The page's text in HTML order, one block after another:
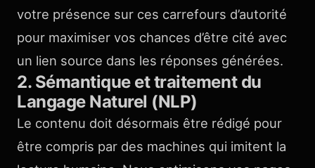
votre présence sur ces carrefours d’autorité
pour maximiser vos chances d’être cité avec
un lien source dans les réponses générées.
2. Sémantique et traitement du
Langage Naturel (NLP)
Le contenu doit désormais être rédigé pour
être compris par des machines qui imitent la